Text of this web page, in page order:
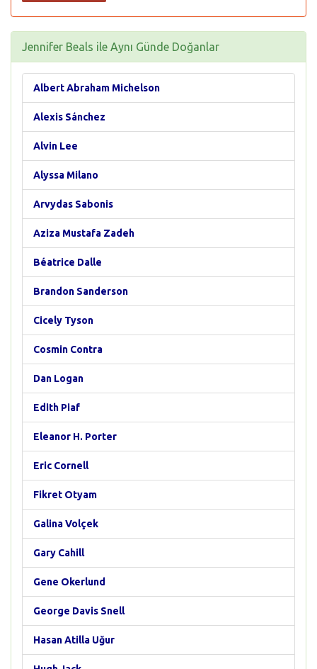
Jennifer Beals ile Aynı Günde Doğanlar
Albert Abraham Michelson
Alexis Sánchez
Alvin Lee
Alyssa Milano
Arvydas Sabonis
Aziza Mustafa Zadeh
Béatrice Dalle
Brandon Sanderson
Cicely Tyson
Cosmin Contra
Dan Logan
Edith Piaf
Eleanor H. Porter
Eric Cornell
Fikret Otyam
Galina Volçek
Gary Cahill
Gene Okerlund
George Davis Snell
Hasan Atilla Uğur